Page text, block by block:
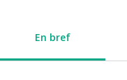
En bref